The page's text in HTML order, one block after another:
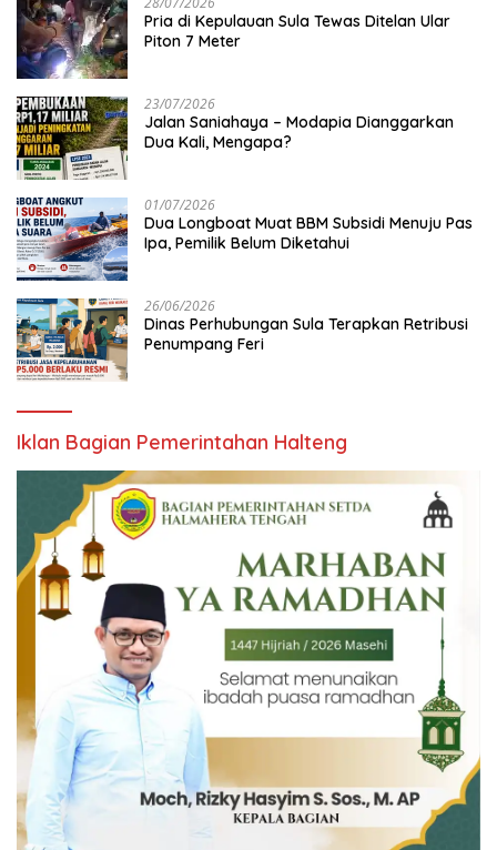
Pria di Kepulauan Sula Tewas Ditelan Ular
Piton 7 Meter
23/07/2026
Jalan Saniahaya – Modapia Dianggarkan
Dua Kali, Mengapa?
01/07/2026
Dua Longboat Muat BBM Subsidi Menuju Pas
Ipa, Pemilik Belum Diketahui
26/06/2026
Dinas Perhubungan Sula Terapkan Retribusi
Penumpang Feri
Iklan Bagian Pemerintahan Halteng